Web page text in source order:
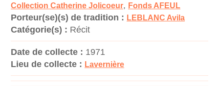
Collection Catherine Jolicoeur, Fonds AFEUL
Porteur(se)(s) de tradition : LEBLANC Avila
Catégorie(s) : Récit
Date de collecte : 1971
Lieu de collecte : Lavernière